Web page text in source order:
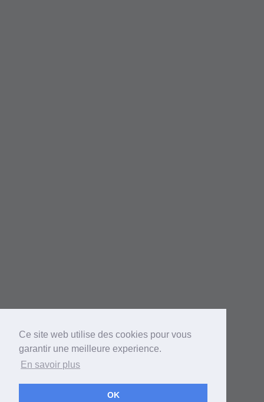
Ce site web utilise des cookies pour vous
garantir une meilleure experience.
En savoir plus
OK